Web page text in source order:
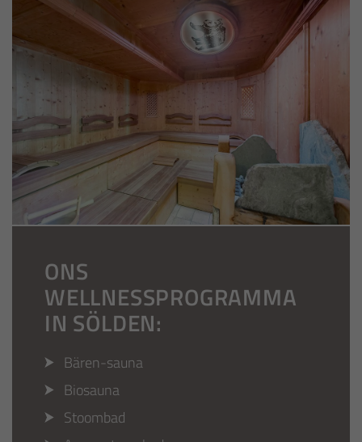
ONS
WELLNESSPROGRAMMA
IN SÖLDEN:
Bären-sauna
Biosauna
Stoombad